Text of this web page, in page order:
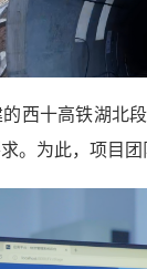
的西十高铁湖北
。为此，项目